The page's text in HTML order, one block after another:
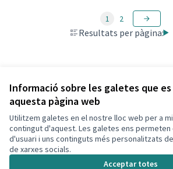
Informació sobre les galetes que
aquesta pàgina web
Utilitzem galetes en el nostre lloc web per a
contingut d'aquest. Les galetes ens permeten
d'usuari i uns continguts més personalitzats
de xarxes socials.
Acceptar totes
Resultats per pàgina:
1 2
Veure totes les propostes retirades
Termes i condicions d'ús
Configuració de les galetes
Decidim Calafell a X
(Enllaç extern)
Decidim Calafell a Facebook
Decidim Calafell a YouTube
Decidim Calafell a GitHub
(Enllaç extern)